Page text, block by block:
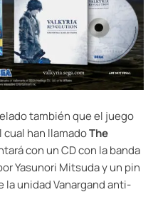
también que el juego
han llamadoThe
con un CD con la banda
Yasunori Mitsuda y un pin
la unidad Vanargand anti-